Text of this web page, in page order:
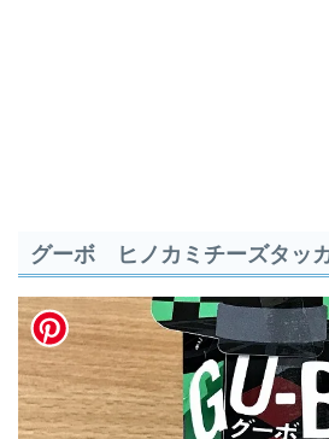
グーボ ヒノカミチーズタッ